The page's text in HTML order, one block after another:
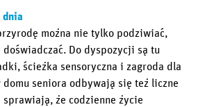
dnia
można nie tylko podziwiać,
Do dyspozycji są tu
ścieżka sensoryczna i zagroda dla
domu seniora odbywają się też liczne
że codzienne życie